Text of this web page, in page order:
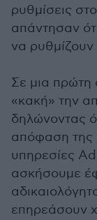
ρυθμίσεις
απάντησαν
να ρυθμίζουν
Σε μια πρώτη
«κακή» την
δηλώνοντας
απόφαση της
υπηρεσίες
ασκήσουμε
επηρεάσουν